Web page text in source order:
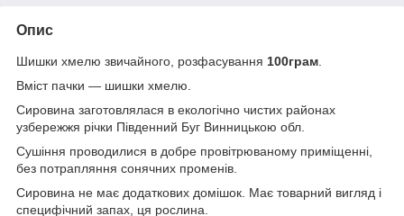
Опис
Шишки хмелю звичайного, розфасування 100грам
Вміст пачки — шишки хмелю.
Сировина заготовлялася в екологічно чистих районах
узбережжя річки Південний Буг Винницькою обл.
Сушіння проводилися в добре провітрюваному приміщенні,
без потрапляння сонячних променів.
Сировина не має додаткових домішок. Має товарний вигляд і
специфічний запах, ця рослина.